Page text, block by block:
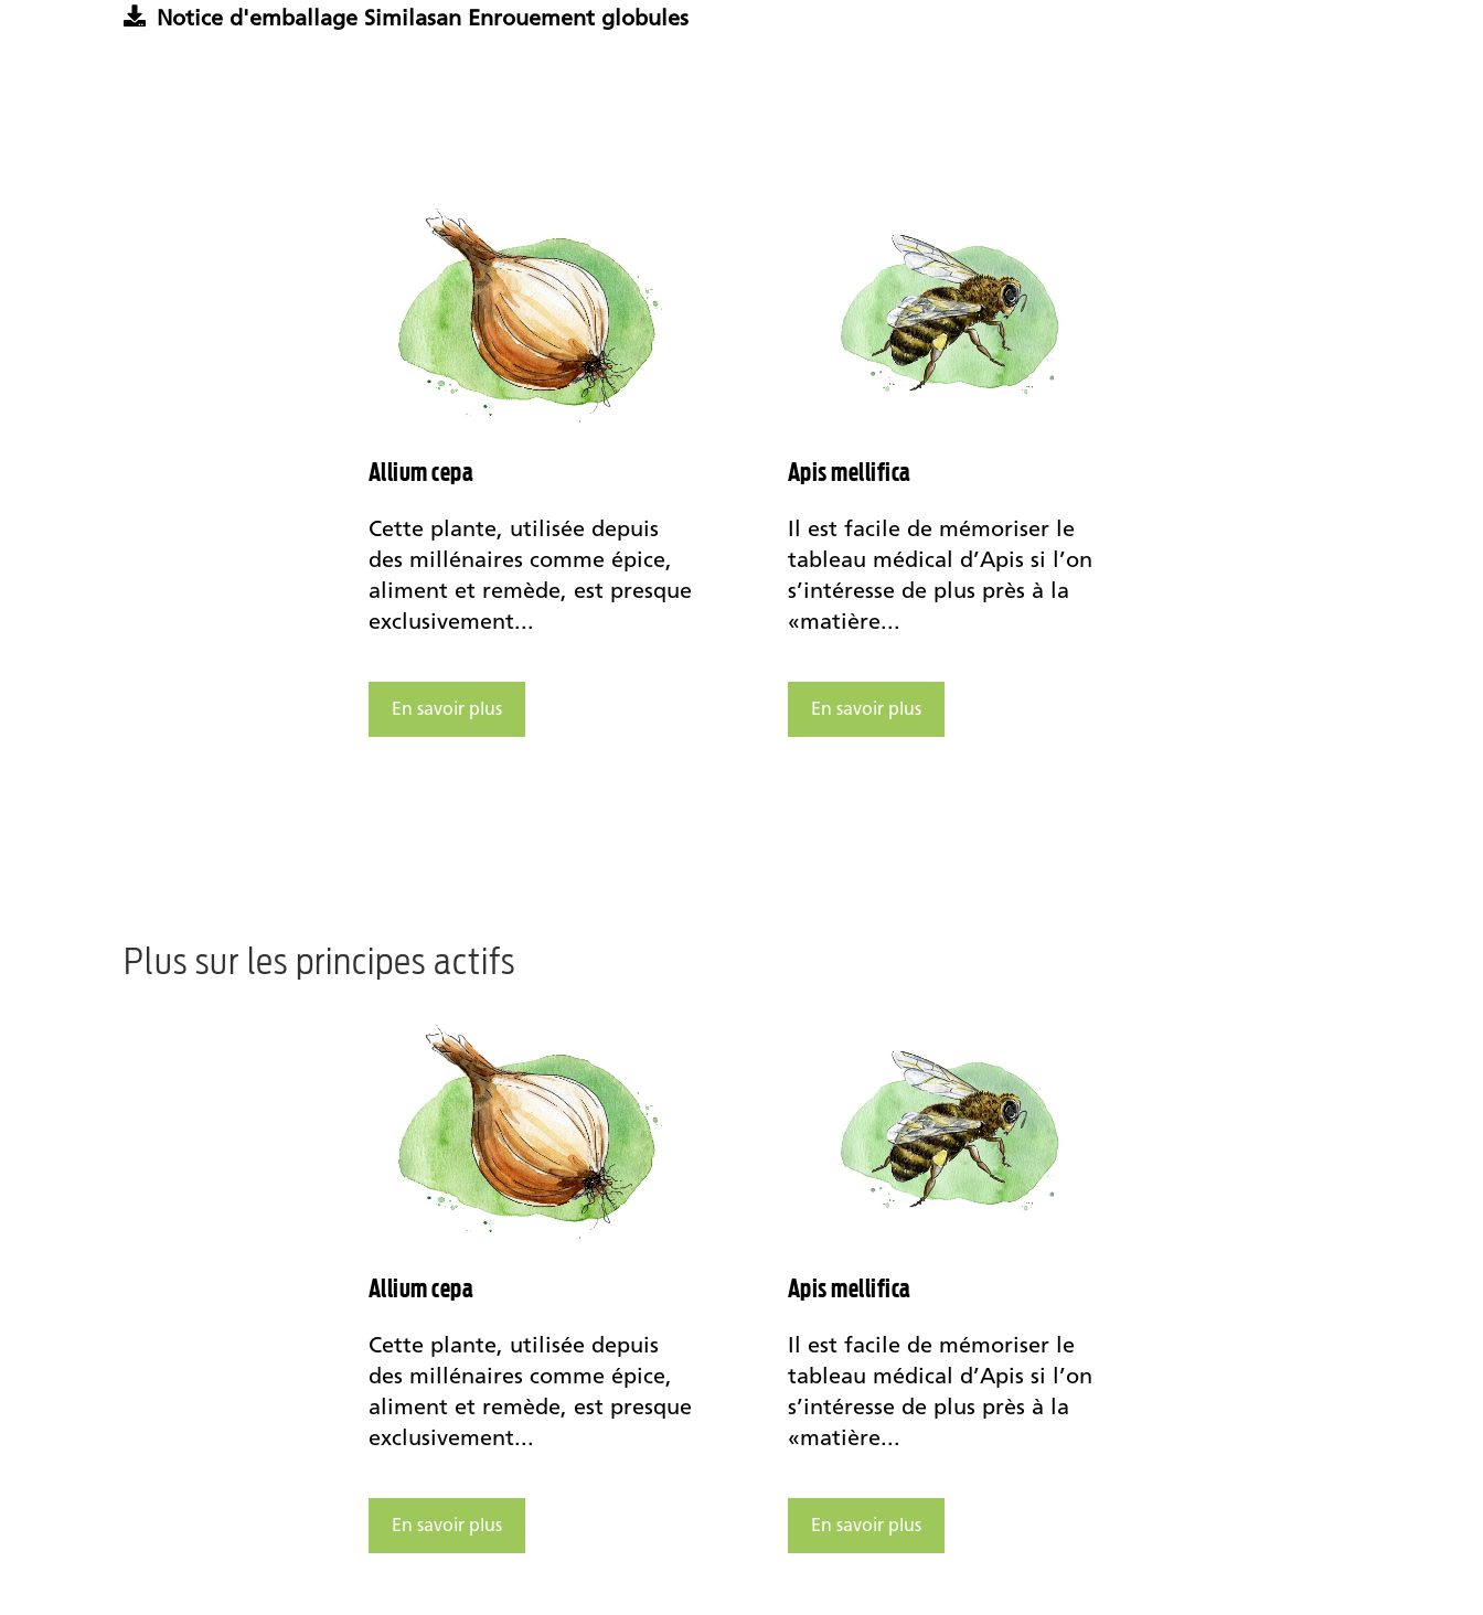
Notice d'emballage Similasan Enrouement globules
Allium cepa
Cette plante, utilisée depuis
des millénaires comme épice,
aliment et remède, est presque
exclusivement...
En savoir plus
Apis mellifica
Il est facile de mémoriser le
tableau médical d’Apis si l’on
s’intéresse de plus près à la
«matière...
En savoir plus
Plus sur les principes actifs
Allium cepa
Cette plante, utilisée depuis
des millénaires comme épice,
aliment et remède, est presque
exclusivement...
En savoir plus
Apis mellifica
Il est facile de mémoriser le
tableau médical d’Apis si l’on
s’intéresse de plus près à la
«matière...
En savoir plus